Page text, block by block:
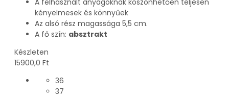
kényelmesek és könnyűek
Az alsó rész magassága 5,5 cm.
A fő szín: absztrakt
Készleten
15900,0 Ft
36
37